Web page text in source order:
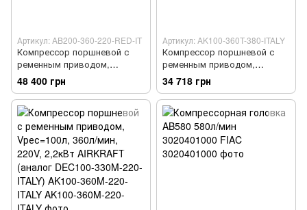
Артикул: AB200-360-220-RED-IT
Компрессор поршневой с
ременным приводом,
Vрес=200л, 350л/мин, 220V,
2,2кВт FIAC AB200-360-220-
RED-IT
48 400 грн
Артикул: AK100-360T-380-ITALY
Компрессор поршневой с
ременным приводом,
Vрес=100л, 360л/мин, 380V,
2,2кВт AIRKRAFT AK100-
360T-380-ITALY
34 718 грн